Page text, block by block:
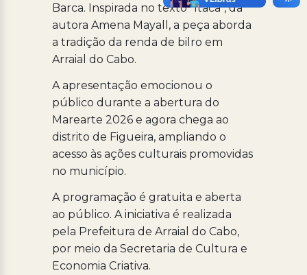
Barca. Inspirada no texto "Ítaca", da
autora Amena Mayall, a peça aborda
a tradição da renda de bilro em
Arraial do Cabo.
A apresentação emocionou o
público durante a abertura do
Marearte 2026 e agora chega ao
distrito de Figueira, ampliando o
acesso às ações culturais promovidas
no município.
A programação é gratuita e aberta
ao público. A iniciativa é realizada
pela Prefeitura de Arraial do Cabo,
por meio da Secretaria de Cultura e
Economia Criativa.